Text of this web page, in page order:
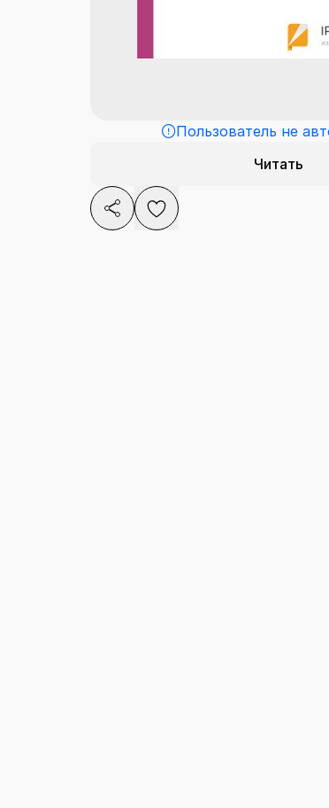
Пользователь не
Читать